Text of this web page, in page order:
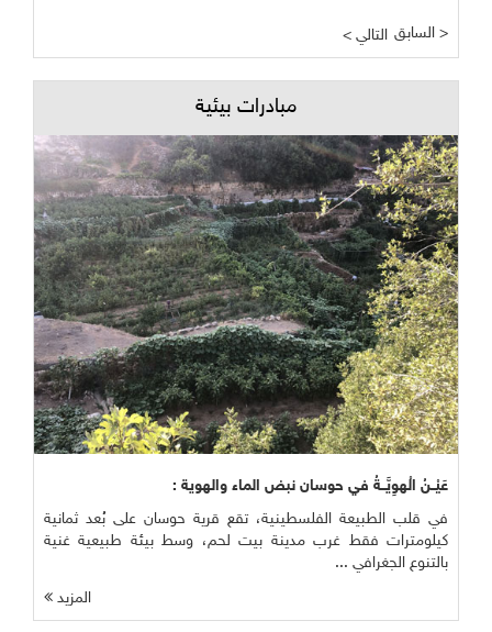
< التالي السابق >
مبادرات بيئية
عَيْــنُ الْهوِيَّــةُ في حوسان نبض الماء والهوية :
في قلب الطبيعة الفلسطينية، تقع قرية حوسان على بُعد ثمانية
كيلومترات فقط غرب مدينة بيت لحم، وسط بيئة طبيعية غنية
بالتنوع الجغرافي ...
المزيد